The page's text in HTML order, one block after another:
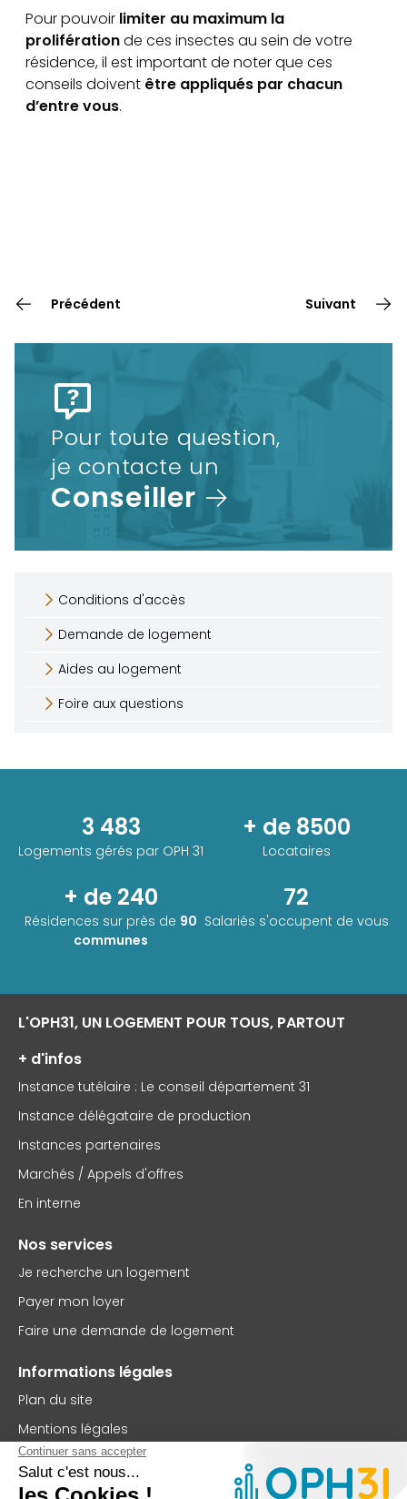
Pour pouvoir limiter au maximum la
proliférationde ces insectes au sein de votre
résidence, il est important de noter que ces
conseils doivent être appliqués par chacun
d’entre vous.
Précédent Suivant
Pour toute question,
je contacte un
Conseiller
Conditions d'accès
Demande de logement
Aides au logement
Foire aux questions
3 483
Logements gérés par OPH 31
+ de 8500
Locataires
+ de 240
Résidences sur près de 90
communes
72
Salariés s'occupent de vous
L'OPH31, UN LOGEMENT POUR TOUS, PARTOUT
+ d'infos
Instance tutélaire : Le conseil département 31
Instance délégataire de production
Instances partenaires
Marchés / Appels d'offres
En interne
Nos services
Je recherche un logement
Payer mon loyer
Faire une demande de logement
Informations légales
Plan du site
Mentions légales
Politique de confidentialité
Accessibilité : partiellement conforme